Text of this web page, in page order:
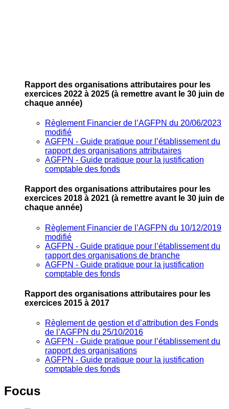
Rapport des organisations attributaires pour les
exercices 2022 à 2025 (à remettre avant le 30 juin de
chaque année)
Règlement Financier de l’AGFPN du 20/06/2023
modifié
AGFPN ‐ Guide pratique pour l’établissement du
rapport des organisations attributaires
AGFPN ‐ Guide pratique pour la justification
comptable des fonds
Rapport des organisations attributaires pour les
exercices 2018 à 2021 (à remettre avant le 30 juin de
chaque année)
Règlement Financier de l’AGFPN du 10/12/2019
modifié
AGFPN ‐ Guide pratique pour l’établissement du
rapport des organisations de branche
AGFPN ‐ Guide pratique pour la justification
comptable des fonds
Rapport des organisations attributaires pour les
exercices 2015 à 2017
Règlement de gestion et d’attribution des Fonds
de l’AGFPN du 25/10/2016
AGFPN ‐ Guide pratique pour l’établissement du
rapport des organisations
AGFPN ‐ Guide pratique pour la justification
comptable des fonds
Focus